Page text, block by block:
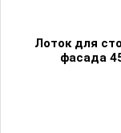
Лоток для
фасада